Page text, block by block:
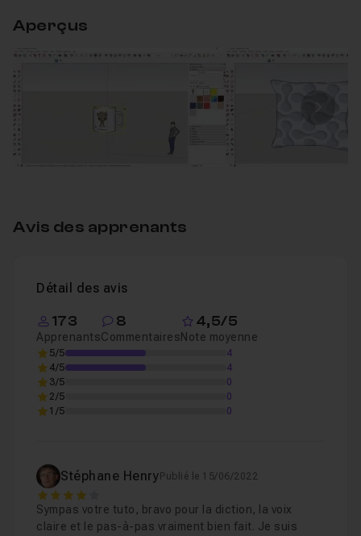
2 Prise en main du plugin
Leçon 4 4 Exercice : Le sucre d'orge
Leçon 5 5 Exercice : Le mug
Aperçus
Avis des apprenants
Détail des avis
173
Apprenants
8
Commentaires
4,5/5
Note moyenne
5/5
4
4/5
4
3/5
0
2/5
0
1/5
0
Stéphane Henry Publié le 15/06/2022
4
Sympas votre tuto, bravo pour la diction, la voix
claire et le pas-à-pas vraiment bien fait. Je suis